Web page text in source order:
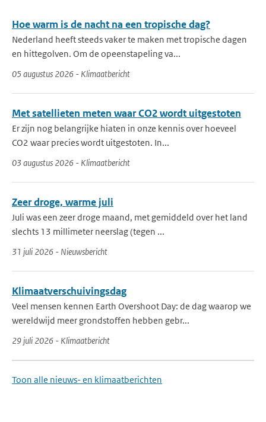
Hoe warm is de nacht na een tropische dag?
Nederland heeft steeds vaker te maken met tropische dagen
en hittegolven. Om de opeenstapeling va...
05 augustus 2026 - Klimaatbericht
Met satellieten meten waar CO2 wordt uitgestoten
Er zijn nog belangrijke hiaten in onze kennis over hoeveel
CO2 waar precies wordt uitgestoten. In...
03 augustus 2026 - Klimaatbericht
Zeer droge, warme juli
Juli was een zeer droge maand, met gemiddeld over het land
slechts 13 millimeter neerslag (tegen ...
31 juli 2026 - Nieuwsbericht
Klimaatverschuivingsdag
Veel mensen kennen Earth Overshoot Day: de dag waarop we
wereldwijd meer grondstoffen hebben gebr...
29 juli 2026 - Klimaatbericht
Toon alle nieuws- en klimaatberichten